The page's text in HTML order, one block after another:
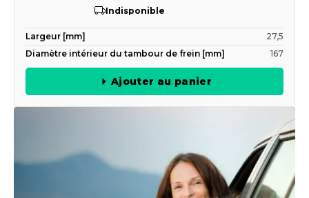
Indisponible
Largeur [mm]
27,5
Diamètre intérieur du tambour de frein [mm]
167
Ajouter au panier